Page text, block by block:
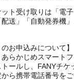
ト受け取りは「電
送」「自動発券機
お申込みについて】
らかじめスマート
ールし、FANYチケ
ら携帯電話番号を